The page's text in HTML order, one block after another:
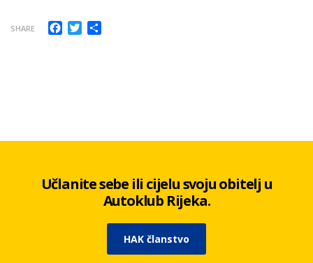
SHARE Facebook
Twitter
Učlanite sebe ili cijelu svoju obitelj u
Autoklub Rijeka.
HAK članstvo